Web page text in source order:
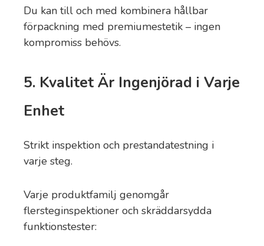
Du kan till och med kombinera hållbar
förpackning med premiumestetik – ingen
kompromiss behövs.
5. Kvalitet Är Ingenjörad i Varje
Enhet
Strikt inspektion och prestandatestning i
varje steg.
Varje produktfamilj genomgår
flersteginspektioner och skräddarsydda
funktionstester: